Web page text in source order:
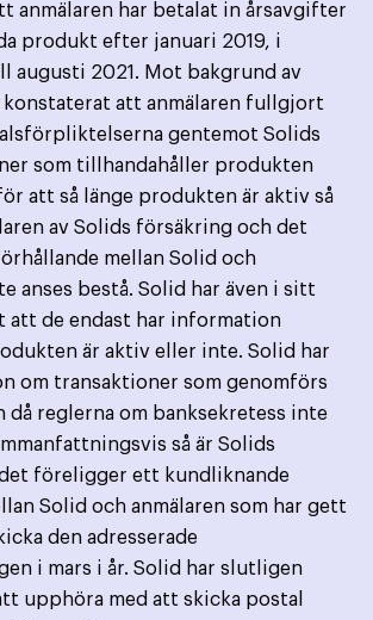
anmälaren har betalat in årsavgifter
produkt efter januari 2019, i
augusti 2021. Mot bakgrund av
konstaterat att anmälaren fullgjort
gentemot Solids
som tillhandahåller produkten
att så länge produkten är aktiv så
av Solids försäkring och det
mellan Solid och
anses bestå. Solid har även i sitt
att de endast har information
är aktiv eller inte. Solid har
om transaktioner som genomförs
då reglerna om banksekretess inte
så är Solids
föreligger ett kundliknande
Solid och anmälaren som har gett
den adresserade
i mars i år. Solid har slutligen
upphöra med att skicka postal